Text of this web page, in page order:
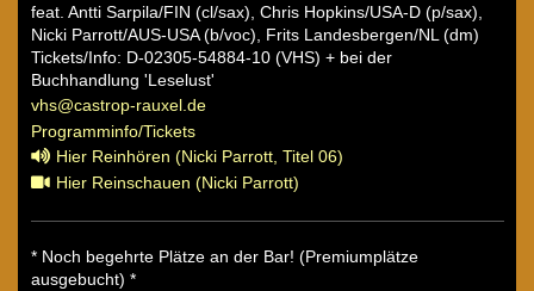
feat. Antti Sarpila/FIN (cl/sax), Chris Hopkins/USA-D (p/sax),
Nicki Parrott/AUS-USA (b/voc), Frits Landesbergen/NL (dm)
Tickets/Info: D-02305-54884-10 (VHS) + bei der
Buchhandlung 'Leselust'
vhs@castrop-rauxel.de
Programminfo/Tickets
Hier Reinhören (Nicki Parrott, Titel 06)
Hier Reinschauen (Nicki Parrott)
* Noch begehrte Plätze an der Bar! (Premiumplätze
ausgebucht) *